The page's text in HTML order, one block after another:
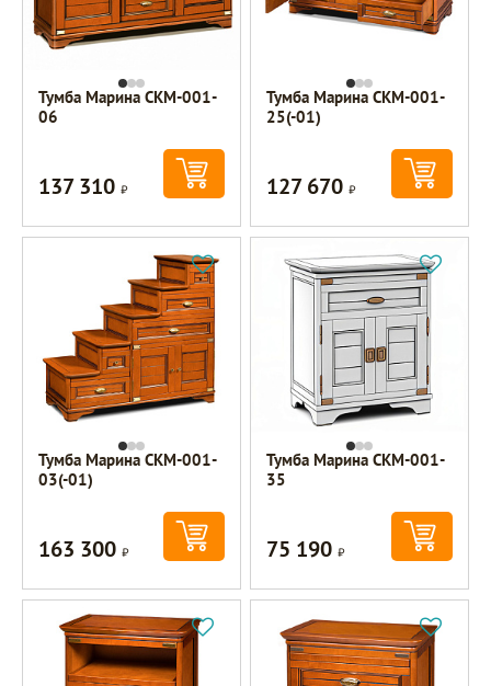
Тумба Марина СКМ-001-
06
137 310Р
Тумба Марина СКМ-001-
25(-01)
127 670Р
Тумба Марина СКМ-001-
03(-01)
163 300Р
Тумба Марина СКМ-001-
35
75 190Р